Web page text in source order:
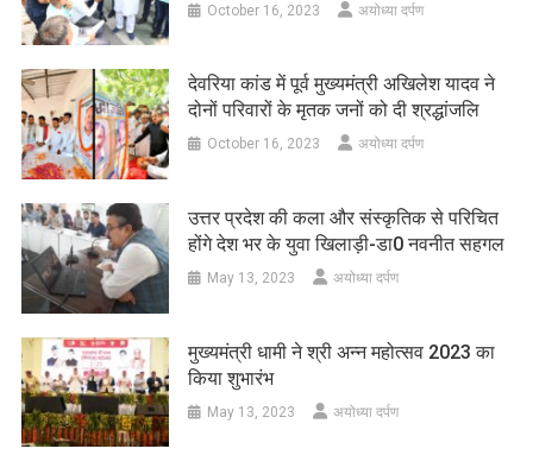
October 16, 2023 अयोध्या दर्पण
देवरिया कांड में पूर्व मुख्यमंत्री अखिलेश यादव ने
दोनों परिवारों के मृतक जनों को दी श्रद्धांजलि
October 16, 2023 अयोध्या दर्पण
उत्तर प्रदेश की कला और संस्कृतिक से परिचित
होंगे देश भर के युवा खिलाड़ी-डा0 नवनीत सहगल
May 13, 2023 अयोध्या दर्पण
मुख्यमंत्री धामी ने श्री अन्न महोत्सव 2023 का
किया शुभारंभ
May 13, 2023 अयोध्या दर्पण